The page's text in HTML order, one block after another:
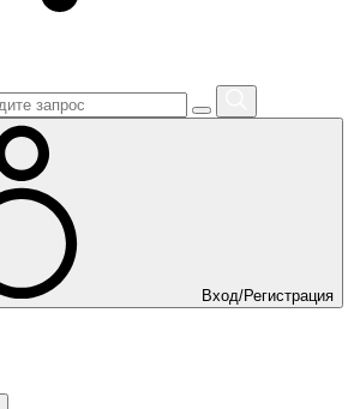
Вход/Регистрация